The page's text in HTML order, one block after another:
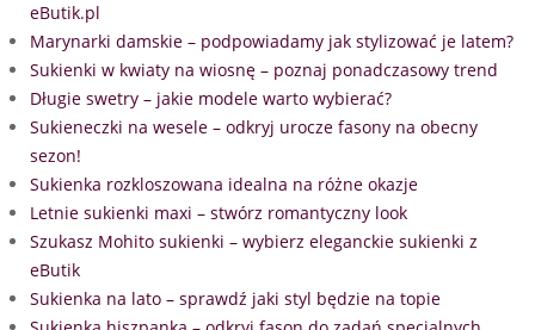
eButik.pl
Marynarki damskie – podpowiadamy jak stylizować je latem?
Sukienki w kwiaty na wiosnę – poznaj ponadczasowy trend
Długie swetry – jakie modele warto wybierać?
Sukieneczki na wesele – odkryj urocze fasony na obecny
sezon!
Sukienka rozkloszowana idealna na różne okazje
Letnie sukienki maxi – stwórz romantyczny look
Szukasz Mohito sukienki – wybierz eleganckie sukienki z
eButik
Sukienka na lato – sprawdź jaki styl będzie na topie